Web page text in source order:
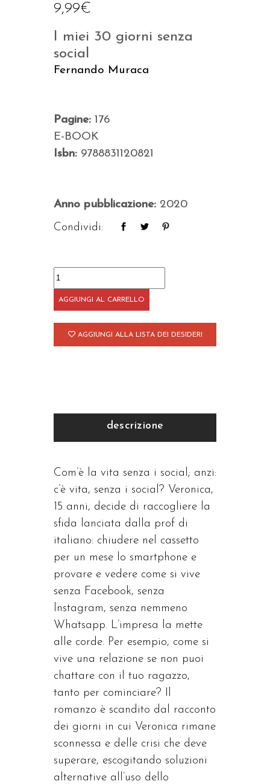
9,99€
I miei 30 giorni senza
social
Fernando Muraca
Pagine: 176
E-BOOK
Isbn: 9788831120821
Anno pubblicazione: 2020
Condividi:
Liberamente
Veronica
quantità
AGGIUNGI AL CARRELLO
AGGIUNGI ALLA LISTA DEI DESIDERI
descrizione
Com’è la vita senza i social; anzi:
c’è vita, senza i social? Veronica,
15 anni, decide di raccogliere la
sfida lanciata dalla prof di
italiano: chiudere nel cassetto
per un mese lo smartphone e
provare e vedere come si vive
senza Facebook, senza
lnstagram, senza nemmeno
Whatsapp. L’impresa la mette
alle corde. Per esempio, come si
vive una relazione se non puoi
chattare con il tuo ragazzo,
tanto per cominciare? Il
romanzo è scandito dal racconto
dei giorni in cui Veronica rimane
sconnessa e delle crisi che deve
superare, escogitando soluzioni
alternative all’uso dello